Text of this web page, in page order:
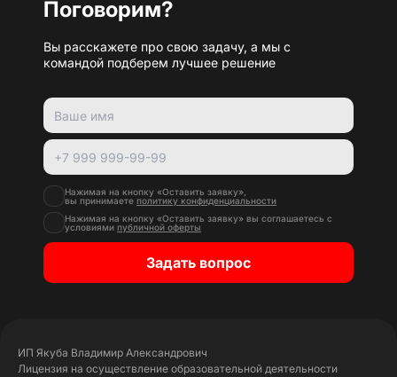
Поговорим?
Вы расскажете про свою задачу, а мы с
командой подберем лучшее решение
Нажимая на кнопку «Оставить заявку»,
вы принимаете политику конфиденциальности
Нажимая на кнопку «Оставить заявку» вы соглашаетесь с
условиями публичной оферты
Задать вопрос
ИП Якуба Владимир Александрович
Лицензия на осуществление образовательной деятельности